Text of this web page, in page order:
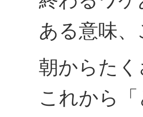
ある意味
朝からた
これから